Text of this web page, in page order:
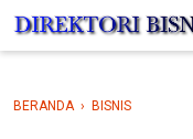
-->
BERANDA › BISNIS